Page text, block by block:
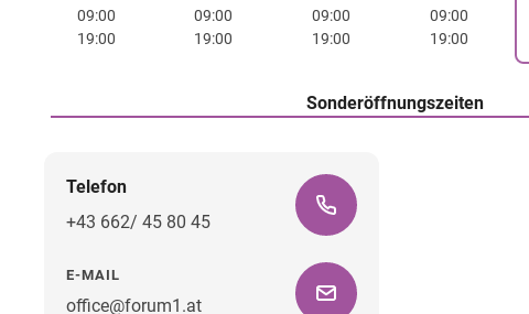
09:00
19:00
09:00
19:00
09:00
19:00
09:00
19:00
Sonderöffnungszeiten
Telefon
+43 662/ 45 80 45
E-MAIL
office@forum1.at